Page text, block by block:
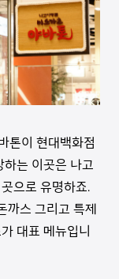
톤이 현대백화점
는 이곳은 나고
으로 유명하죠.
까스 그리고 특제
대표 메뉴입니